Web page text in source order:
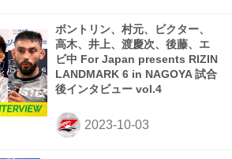
ボントリン、村元、ビクター、
高木、井上、渡慶次、後藤、エ
ビ中 For Japan presents RIZIN
LANDMARK 6 in NAGOYA 試合
後インタビュー vol.4